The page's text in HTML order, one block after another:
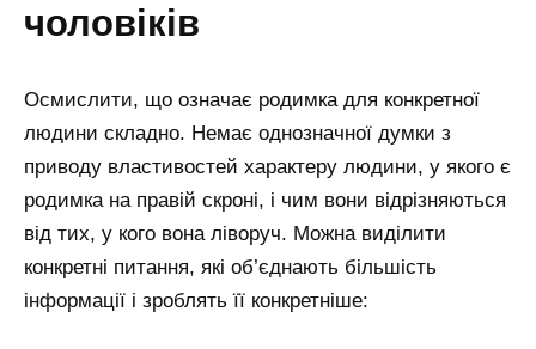
чоловіків
Осмислити, що означає родимка для конкретної
людини складно. Немає однозначної думки з
приводу властивостей характеру людини, у якого є
родимка на правій скроні, і чим вони відрізняються
від тих, у кого вона ліворуч. Можна виділити
конкретні питання, які об’єднають більшість
інформації і зроблять її конкретніше: